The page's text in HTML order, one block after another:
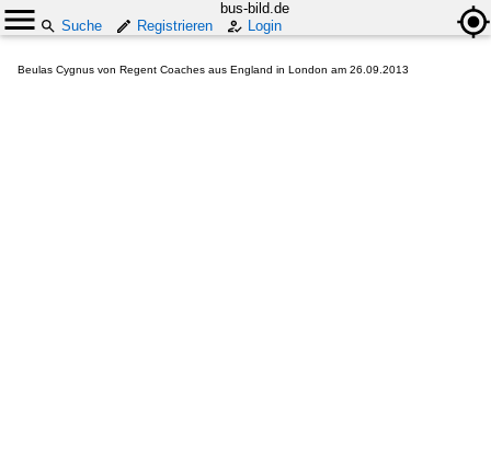
bus-bild.de
Suche
Registrieren Login
Beulas Cygnus von Regent Coaches aus England in London am 26.09.2013